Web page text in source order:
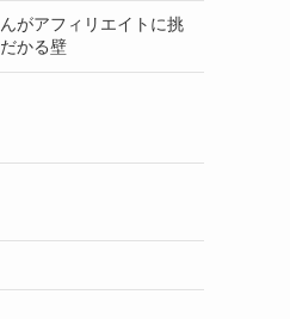
がアフィリエイトに挑
かる壁